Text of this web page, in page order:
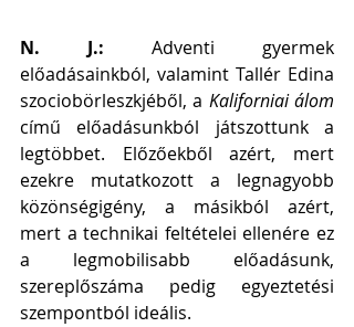
N. J.: Adventi gyermek
előadásainkból, valamint Tallér Edina
szociobörleszkjéből, a Kaliforniai álom
című előadásunkból játszottunk a
legtöbbet. Előzőekből azért, mert
ezekre mutatkozott a legnagyobb
közönségigény, a másikból azért,
mert a technikai feltételei ellenére ez
a legmobilisabb előadásunk,
szereplőszáma pedig egyeztetési
szempontból ideális.